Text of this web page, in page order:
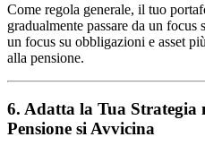
Come regola generale, il tuo
gradualmente passare da un
un focus su obbligazioni e asset
alla pensione.
6. Adatta la Tua Strategia
Pensione si Avvicina